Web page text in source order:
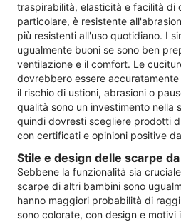
traspirabilità, elasticità e facilità di
particolare, è resistente
più resistenti all'uso quotidiano. I
ugualmente buoni se sono ben
ventilazione e il comfort. Le
dovrebbero essere
il rischio di ustioni, abrasioni o
qualità sono un investimento nella
quindi dovresti scegliere prodotti
con certificati e opinioni positive
Stile e design delle scarpe
Sebbene la funzionalità sia
scarpe di altri bambini sono
hanno maggiori probabilità di
sono colorate, con design e motivi